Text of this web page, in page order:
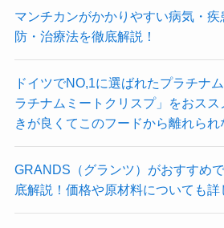
マンチカンがかかりやすい病気・
防・治療法を徹底解説！
ドイツでNO,1に選ばれたプラチナ
ラチナムミートクリスプ」をおス
きが良くてこのフードから離れられ
GRANDS（グランツ）がおすすめ
底解説！価格や原材料についても詳